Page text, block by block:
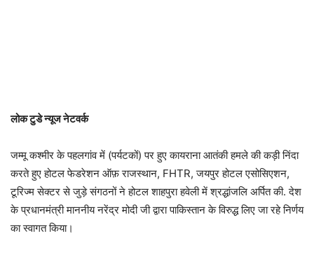
लोक टुडे न्यूज नेटवर्क
जम्मू कश्मीर के पहलगांव में (पर्यटकों) पर हुए कायराना आतंकी हमले की कड़ी निंदा
करते हुए होटल फेडरेशन ऑफ़ राजस्थान, FHTR, जयपुर होटल एसोसिएशन,
टूरिज्म सेक्टर से जुड़े संगठनों ने होटल शाहपुरा हवेली में श्रद्धांजलि अर्पित की. देश
के प्रधानमंत्री माननीय नरेंद्र मोदी जी द्वारा पाकिस्तान के विरुद्ध लिए जा रहे निर्णय
का स्वागत किया।